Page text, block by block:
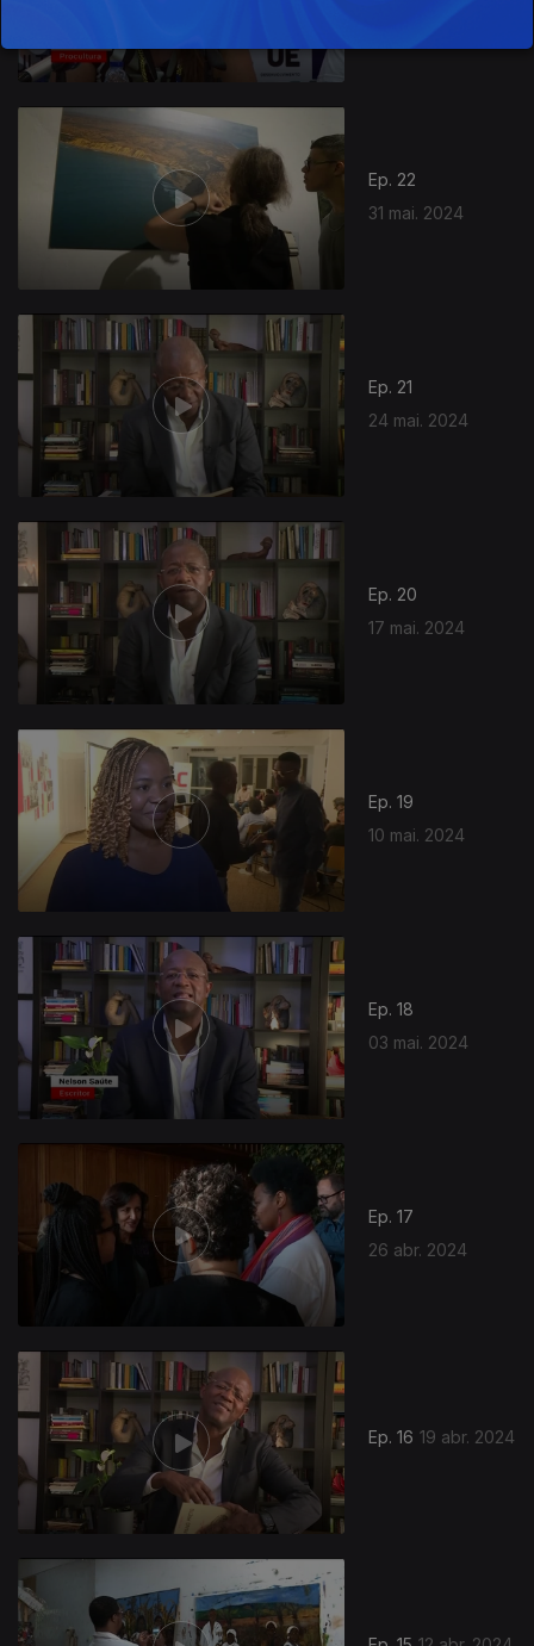
Ep. 22
31 mai. 2024
Ep. 21
24 mai. 2024
Ep. 20
17 mai. 2024
Ep. 19
10 mai. 2024
Ep. 18
03 mai. 2024
Ep. 17
26 abr. 2024
765074
Ep. 16 19 abr. 2024